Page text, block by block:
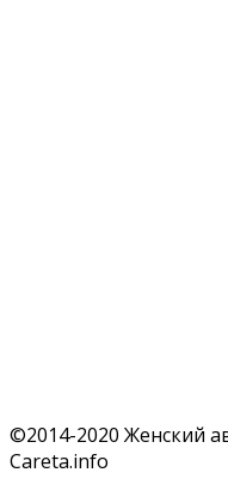
©2014-2020 Женский
Careta.info